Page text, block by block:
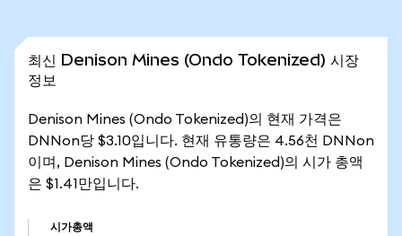
최신 Denison Mines (Ondo Tokenized) 시장
정보
Denison Mines (Ondo Tokenized)의 현재 가격은
DNNon당 $3.10입니다. 현재 유통량은 4.56천 DNNon
이며, Denison Mines (Ondo Tokenized)의 시가 총액
은 $1.41만입니다.
시가총액